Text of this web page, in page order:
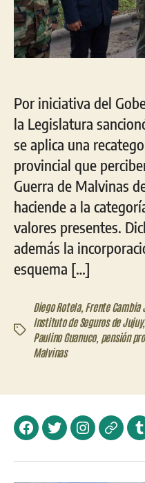
Por iniciativa del
la Legislatura
se aplica una
provincial que
Guerra de Malvinas
haciende a la
valores presentes.
además la
esquema […]
Etiquetas
Diego Rotela, Frente Cambia
Instituto de Seguros de Jujuy,
Paulino Guanuco, pensión
Malvinas
FacebookTwitterInstagram